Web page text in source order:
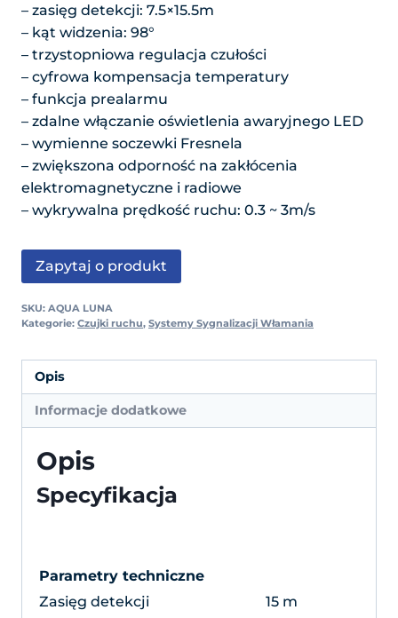
– zasięg detekcji: 7.5×15.5m
– kąt widzenia: 98°
– trzystopniowa regulacja czułości
– cyfrowa kompensacja temperatury
– funkcja prealarmu
– zdalne włączanie oświetlenia awaryjnego LED
– wymienne soczewki Fresnela
– zwiększona odporność na zakłócenia
elektromagnetyczne i radiowe
– wykrywalna prędkość ruchu: 0.3 ~ 3m/s
Zapytaj o produkt
SKU: AQUA LUNA
Kategorie: Czujki ruchu, Systemy Sygnalizacji Włamania
Opis
Informacje dodatkowe
Opis
Specyfikacja
Parametry techniczne
Zasięg detekcji
15 m